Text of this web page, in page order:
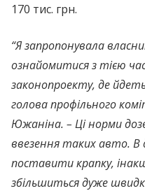
170 тис. грн.
“Я запропонувала
ознайомитися з тією
законопроекту, де
голова профільного
Южаніна. – Ці норми
ввезення таких авто.
поставити крапку,
збільшиться дуже